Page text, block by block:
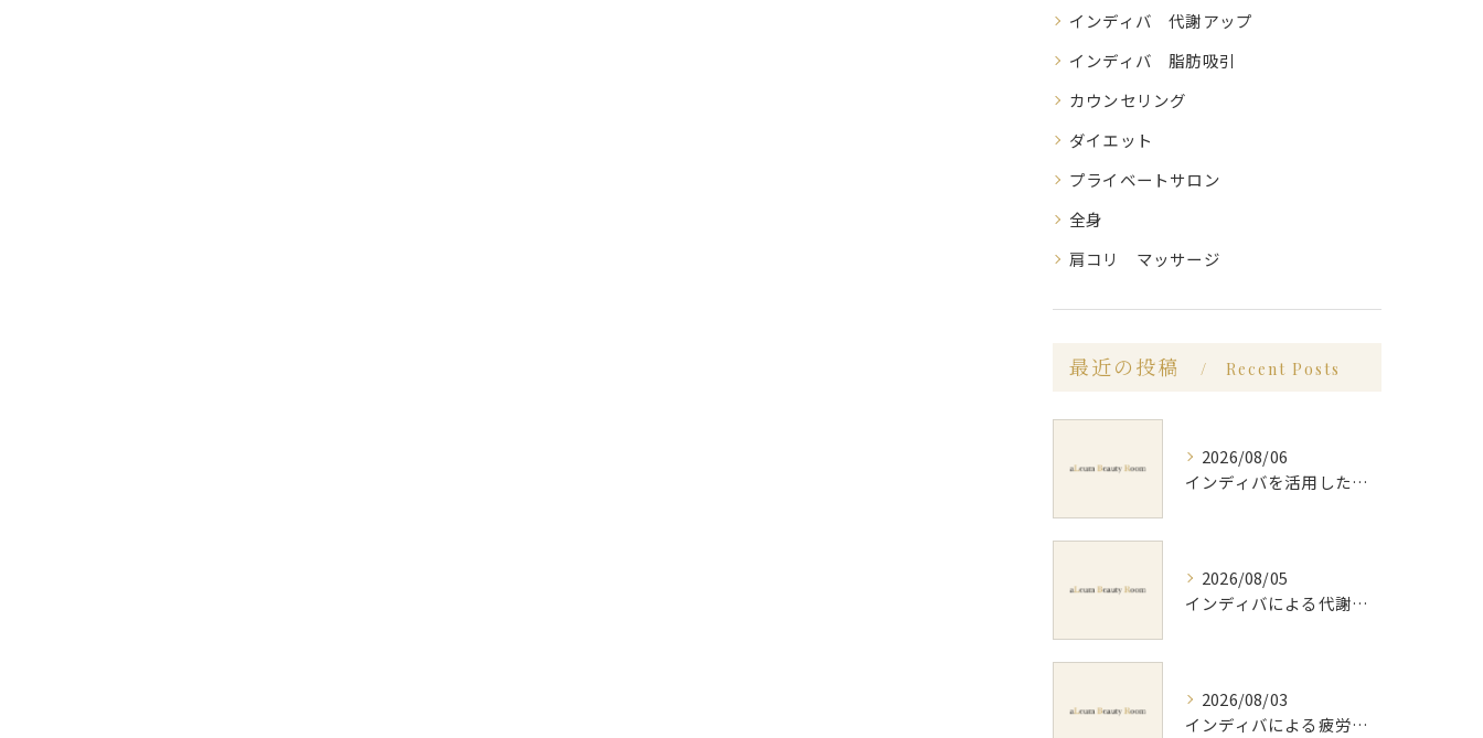
インディバ 代謝アップ
インディバ 脂肪吸引
カウンセリング
ダイエット
プライベートサロン
全身
肩コリ マッサージ
最近の投稿 Recent Posts
2026/08/06
インディバを活用した足痩せ方法とセルライトやむくみ改善のポイント
2026/08/05
インディバによる代謝アップのビフォーアフター実体験と効果的な回数の見極め方
2026/08/03
インディバによる疲労回復の効果的なメソッドと持続力を徹底解説